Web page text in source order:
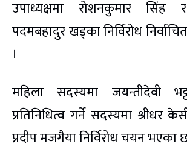
उपाध्यक्षमा रोशनकुमार सिंह र
पदमबहादुर खड्का निर्विरोध
।
महिला सदस्यमा जयन्तीदेवी
प्रतिनिधित्व गर्ने सदस्यमा श्रीधर
प्रदीप मजगैया निर्विरोध चयन भएका